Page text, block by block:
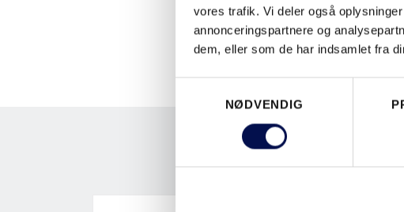
vores trafik. Vi deler også
annonceringspartnere og
dem, eller som de har indsamlet fra
NØDVENDIG